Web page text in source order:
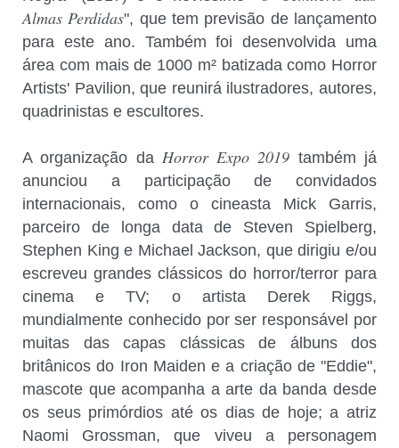
Almas Perdidas", que tem previsão de lançamento
para este ano. Também foi desenvolvida uma
área com mais de 1000 m² batizada como Horror
Artists' Pavilion, que reunirá ilustradores, autores,
quadrinistas e escultores.
A organização da Horror Expo 2019 também já
anunciou a participação de convidados
internacionais, como o cineasta Mick Garris,
parceiro de longa data de Steven Spielberg,
Stephen King e Michael Jackson, que dirigiu e/ou
escreveu grandes clássicos do horror/terror para
cinema e TV; o artista Derek Riggs,
mundialmente conhecido por ser responsável por
muitas das capas clássicas de álbuns dos
britânicos do Iron Maiden e a criação de "Eddie",
mascote que acompanha a arte da banda desde
os seus primórdios até os dias de hoje; a atriz
Naomi Grossman, que viveu a personagem